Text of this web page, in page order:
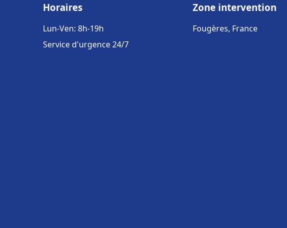
Horaires
Lun-Ven: 8h-19h
Service d'urgence 24/7
Zone intervention
Fougères, France